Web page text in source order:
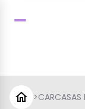
>CARCASAS